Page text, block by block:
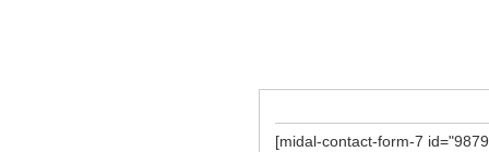
[midal-contact-form-7